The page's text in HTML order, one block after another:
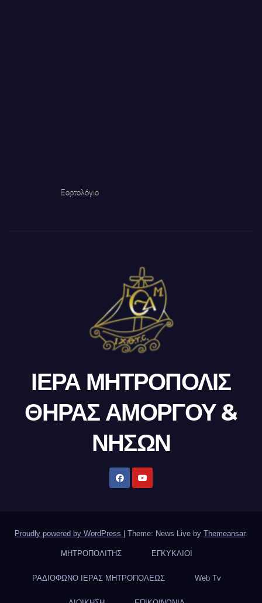
Εορτολόγιο
ΙΕΡΑ ΜΗΤΡΟΠΟΛΙΣ
ΘΗΡΑΣ ΑΜΟΡΓΟΥ &
ΝΗΣΩΝ
Proudly powered by WordPress Theme: News Live by Themeansar.
ΜΗΤΡΟΠΟΛΙΤΗΣ ΕΓΚΥΚΛΙΟΙ
ΡΑΔΙΟΦΩΝΟ ΙΕΡΑΣ ΜΗΤΡΟΠΟΛΕΩΣ Web Tv